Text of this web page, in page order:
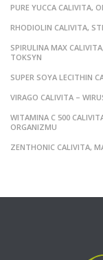
PURE YUCCA CALIVITA,
RHODIOLIN CALIVITA,
SPIRULINA MAX
TOKSYN
SUPER SOYA LECITHIN
VIRAGO CALIVITA –
WITAMINA C 500
ORGANIZMU
ZENTHONIC CALIVITA,